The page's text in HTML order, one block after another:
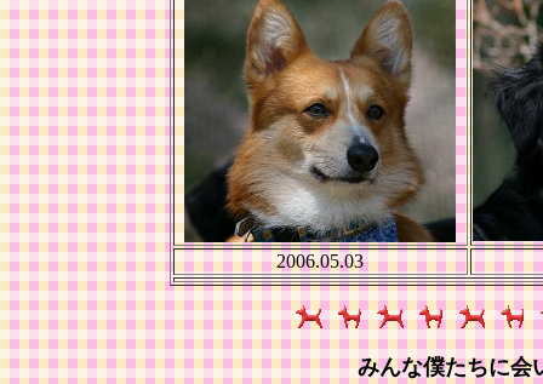
2006.05.03
みんな僕たちに会